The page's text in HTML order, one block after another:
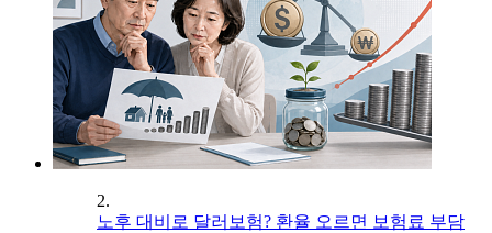
2.
노후 대비로 달러보험? 환율 오르면 보험료 부담